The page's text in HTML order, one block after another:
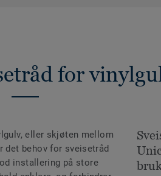
for
eller skjøten mellom
det behov for sveisetråd
installering på store